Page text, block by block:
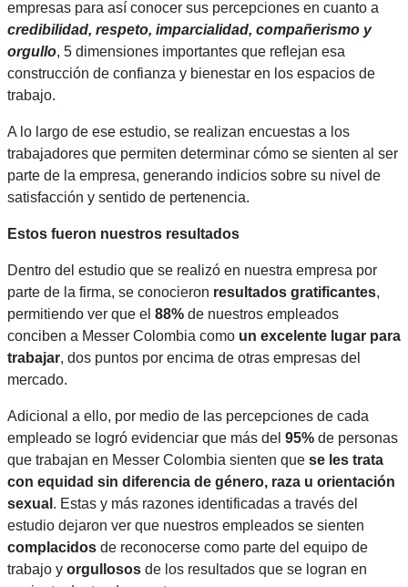
empresas para así conocer sus percepciones en cuanto a
credibilidad, respeto, imparcialidad, compañerismo y
orgullo, 5 dimensiones importantes que reflejan esa
construcción de confianza y bienestar en los espacios de
trabajo.
A lo largo de ese estudio, se realizan encuestas a los
trabajadores que permiten determinar cómo se sienten al ser
parte de la empresa, generando indicios sobre su nivel de
satisfacción y sentido de pertenencia.
Estos fueron nuestros resultados
Dentro del estudio que se realizó en nuestra empresa por
parte de la firma, se conocieron resultados gratificantes,
permitiendo ver que el 88% de nuestros empleados
conciben a Messer Colombia como un excelente lugar para
trabajar, dos puntos por encima de otras empresas del
mercado.
Adicional a ello, por medio de las percepciones de cada
empleado se logró evidenciar que más del 95% de personas
que trabajan en Messer Colombia sienten que se les trata
con equidad sin diferencia de género, raza u orientación
sexual . Estas y más razones identificadas a través del
estudio dejaron ver que nuestros empleados se sienten
complacidos de reconocerse como parte del equipo de
trabajo y orgullosos de los resultados que se logran en